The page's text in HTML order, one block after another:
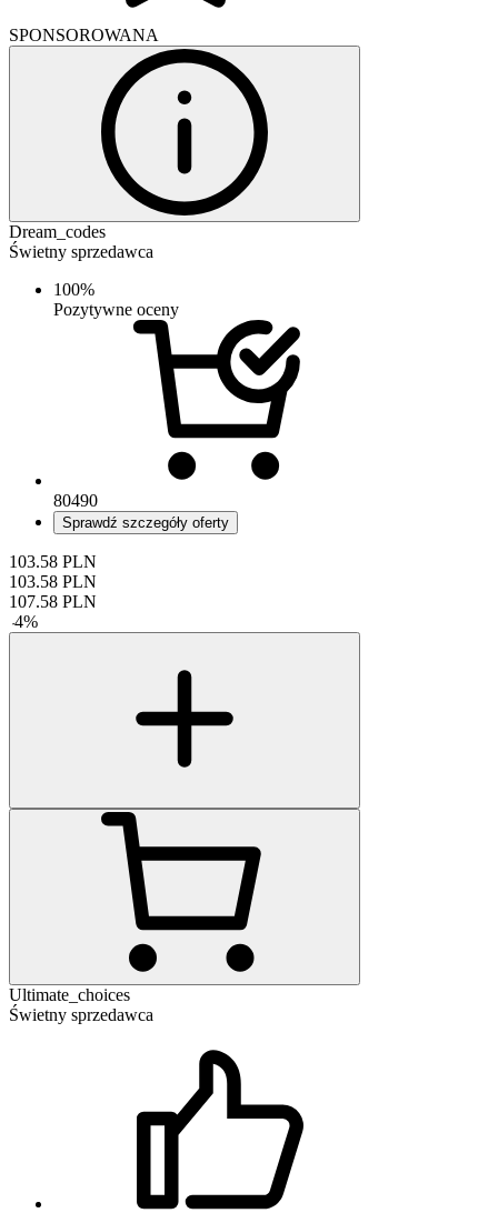
SPONSOROWANA
Dream_codes
Świetny sprzedawca
100%
Pozytywne oceny
80490
Sprawdź szczegóły oferty
103.58 PLN
103.58 PLN
107.58 PLN
-4%
Ultimate_choices
Świetny sprzedawca